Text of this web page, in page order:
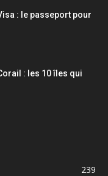
: le passeport pour
: les 10 îles qui
239